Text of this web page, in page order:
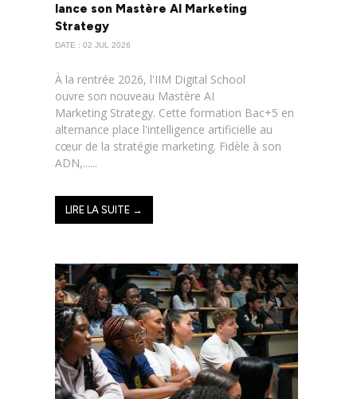
lance son Mastère AI Marketing
Strategy
DATE : 02 JUL 2026
À la rentrée 2026, l'IIM Digital School
ouvre son nouveau Mastère AI
Marketing Strategy. Cette formation Bac+5 en
alternance place l'intelligence artificielle au
cœur de la stratégie marketing. Fidèle à son
ADN,......
LIRE LA SUITE →